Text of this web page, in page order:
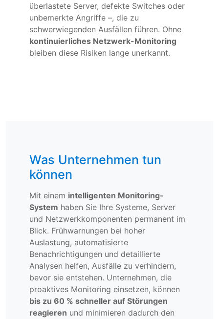
überlastete Server, defekte Switches oder
unbemerkte Angriffe –, die zu
schwerwiegenden Ausfällen führen. Ohne
kontinuierliches Netzwerk-Monitoring
bleiben diese Risiken lange unerkannt.
Was Unternehmen tun
können
Mit einem intelligenten Monitoring-
System haben Sie Ihre Systeme, Server
und Netzwerkkomponenten permanent im
Blick. Frühwarnungen bei hoher
Auslastung, automatisierte
Benachrichtigungen und detaillierte
Analysen helfen, Ausfälle zu verhindern,
bevor sie entstehen. Unternehmen, die
proaktives Monitoring einsetzen, können
bis zu 60 % schneller auf Störungen
reagieren und minimieren dadurch den